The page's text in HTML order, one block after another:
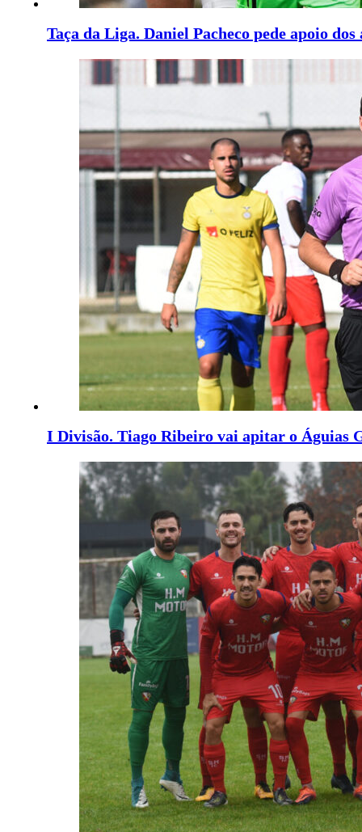
Taça da Liga. Daniel Pacheco pede apoio
I Divisão. Tiago Ribeiro vai apitar o Águias